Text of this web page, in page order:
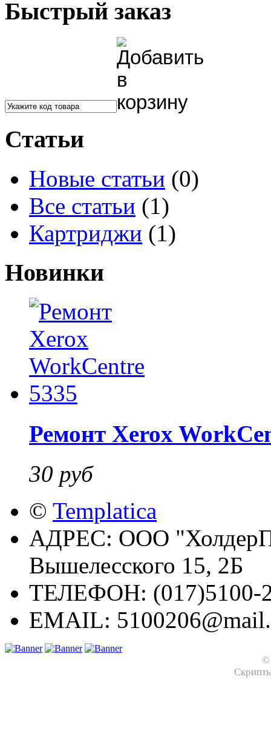
Быстрый заказ
Статьи
Новые статьи (0)
Все статьи (1)
Картриджи (1)
Новинки
Ремонт Xerox
30 руб
© Templatica
АДРЕС: ООО
Вышелесского 15, 2Б
ТЕЛЕФОН: (017)5100-
EMAIL:
©